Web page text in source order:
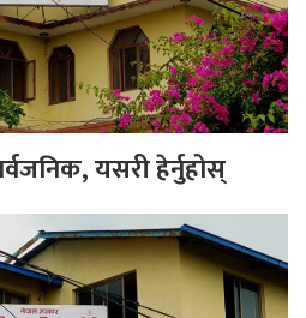
यसरी हेर्नुहोस्